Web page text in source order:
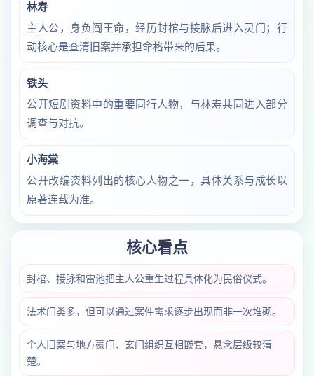
林寿
主人公，身负阎王命，经历封棺与接脉后进入灵门；行
动核心是查清旧案并承担命格带来的后果。
铁头
公开短剧资料中的重要同行人物，与林寿共同进入部分
调查与对抗。
小海棠
公开改编资料列出的核心人物之一，具体关系与成长以
原著连载为准。
核心看点
封棺、接脉和雷池把主人公重生过程具体化为民俗仪式。
法术门类多，但可以通过案件需求逐步出现而非一次堆砌。
个人旧案与地方豪门、玄门组织互相嵌套，悬念层级较清
楚。